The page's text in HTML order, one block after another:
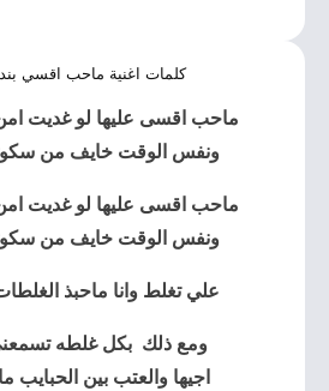
كلمات اغنية ماحب اقسي
ماحب اقسى عليها لو غديت
ونفس الوقت خايف من
ماحب اقسى عليها لو غديت
ونفس الوقت خايف من
علي تغلط وانا ماحبذ
ومع ذلك بكل غلطه
اجيها والعتب بين الحبايب